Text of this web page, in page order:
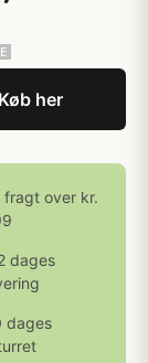
Køb her
fragt over kr.
dages
dages